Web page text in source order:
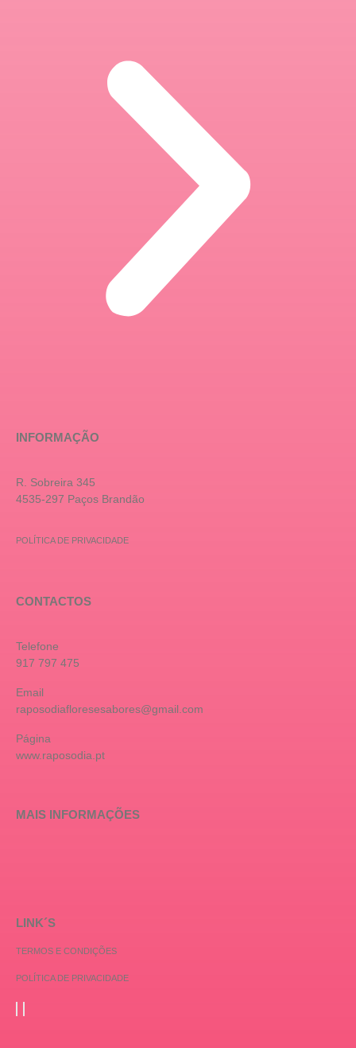
INFORMAÇÃO
R. Sobreira 345
4535-297 Paços Brandão
POLÍTICA DE PRIVACIDADE
CONTACTOS
Telefone
917 797 475
Email
raposodiafloresesabores@gmail.com
Página
www.raposodia.pt
MAIS INFORMAÇÕES
LINK´S
TERMOS E CONDIÇÕES
POLÍTICA DE PRIVACIDADE